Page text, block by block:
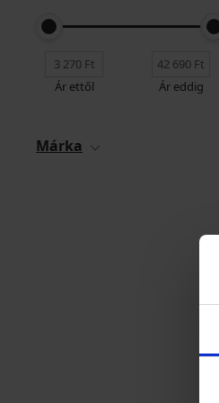
Ár ettől Ár eddig
Márka